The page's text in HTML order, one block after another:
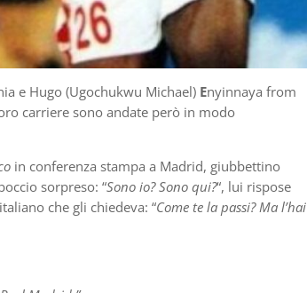
e Hugo (Ugochukwu Michael) Enyinnaya from
carriere sono andate però in modo
in conferenza stampa a Madrid, giubbettino
sorpreso: “Sono io? Sono qui?“, lui rispose
che gli chiedeva: “Come te la passi? Ma l’hai